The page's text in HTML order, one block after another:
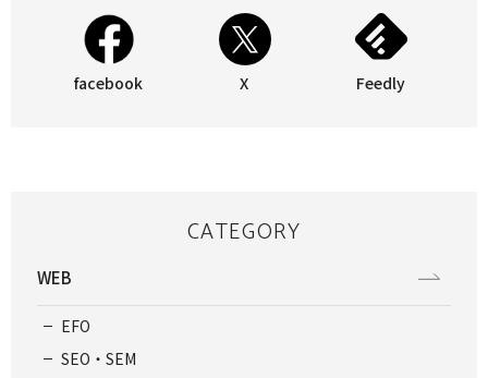
facebook X Feedly
CATEGORY
WEB
EFO
SEO・SEM